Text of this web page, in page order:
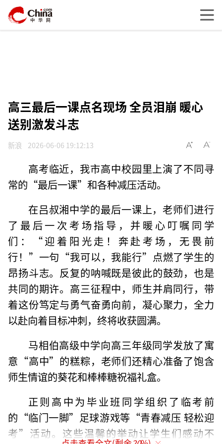
高三最后一课点名现场 全员泪崩 暖心
送别激发斗志
新浪 2026-06-06 19:12:13
高考临近，我市高中校园里上演了不同寻
常的“最后一课”和各种减压活动。
在吕叔湘中学的最后一课上，老师们进行
了最后一次考场指导，并暖心叮嘱同学
们：“迎着阳光走！奔赴考场，无畏前
行！”一句“我可以，我能行”点燃了学生的
昂扬斗志。反复的呐喊既是彼此的鼓劲，也是
共同的期许。高三征程中，师生并肩同行，带
着这份笃定与勇气奋勇向前，凝心聚力，全力
以赴向着目标冲刺，终将收获圆满。
马相伯高级中学向高三年级同学发放了寓
意“高中”的糕粽，老师们还精心准备了饱含
师生情谊的葵花和棒棒糖祝福礼盒。
正则高中为毕业班同学组织了临考前
的“临门一脚”足球游戏等“青春减压 轻松迎
考”活动。这些温馨的举动让学生们感动不